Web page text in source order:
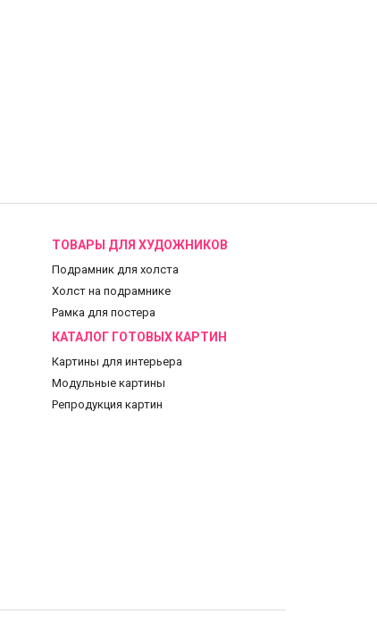
ТОВАРЫ ДЛЯ ХУДОЖНИКОВ
Подрамник для холста
Холст на подрамнике
Рамка для постера
КАТАЛОГ ГОТОВЫХ КАРТИН
Картины для интерьера
Модульные картины
Репродукция картин